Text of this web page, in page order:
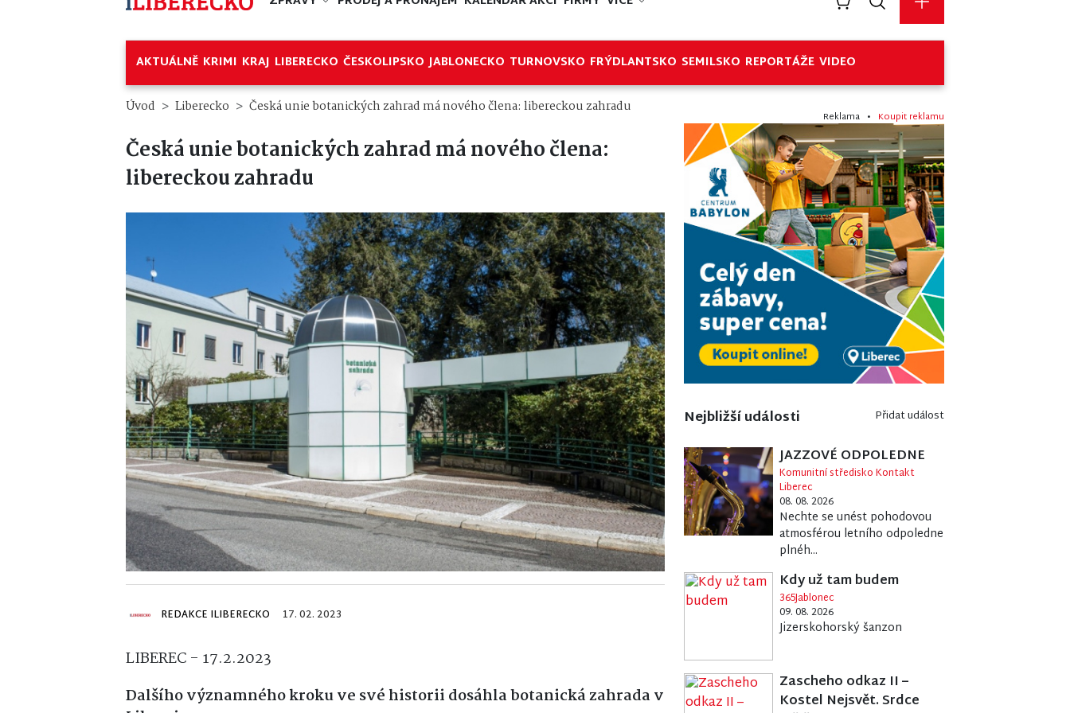
AKTUÁLNĚ KRIMI KRAJ LIBERECKO ČESKOLIPSKO JABLONECKO TURNOVSKO FRÝDLANTSKO SEMILSKO REPORTÁŽE VIDEO
Úvod Liberecko Česká unie botanických zahrad má nového člena: libereckou zahradu
Česká unie botanických zahrad má nového člena:
libereckou zahradu
REDAKCE ILIBERECKO 17. 02. 2023
LIBEREC - 17.2.2023
Dalšího významného kroku ve své historii dosáhla botanická zahrada v
Reklama • Koupit reklamu
Nejbližší události Přidat událost
JAZZOVÉ ODPOLEDNE
Komunitní středisko Kontakt
Liberec
08. 08. 2026
Nechte se unést pohodovou
atmosférou letního odpoledne
plnéh...
Kdy už tam budem
365Jablonec
09. 08. 2026
Jizerskohorský šanzon
Zascheho odkaz II –
Kostel Nejsvět. Srdce